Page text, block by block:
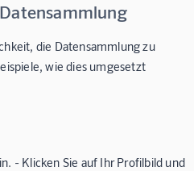
die Datensammlung zu
wie dies umgesetzt
- Klicken Sie auf Ihr Profilbild und